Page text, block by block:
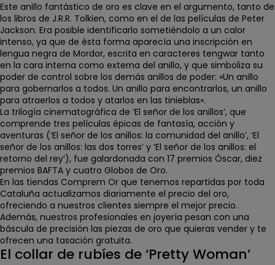
Este anillo fantástico de oro es clave en el argumento, tanto de
los libros de J.R.R. Tolkien, como en el de las películas de Peter
Jackson. Era posible identificarlo sometiéndolo a un calor
intenso, ya que de ésta forma aparecía una inscripción en
lengua negra de Mordor, escrita en caracteres tengwar tanto
en la cara interna como externa del anillo, y que simboliza su
poder de control sobre los demás anillos de poder: »Un anillo
para gobernarlos a todos. Un anillo para encontrarlos, un anillo
para atraerlos a todos y atarlos en las tinieblas».
La trilogía cinematográfica de ‘El señor de los anillos’, que
comprende tres películas épicas de fantasía, acción y
aventuras (‘El señor de los anillos: la comunidad del anillo’, ‘El
señor de los anillos: las dos torres’ y ‘El señor de los anillos: el
retorno del rey’), fue galardonada con 17 premios Óscar, diez
premios BAFTA y cuatro Globos de Oro.
En las tiendas Comprem Or que tenemos repartidas por toda
Cataluña actualizamos diariamente el precio del oro,
ofreciendo a nuestros clientes siempre el mejor precio.
Además, nuestros profesionales en joyería pesan con una
báscula de precisión las piezas de oro que quieras vender y te
ofrecen una tasación gratuita.
El collar de rubíes de ‘Pretty Woman’